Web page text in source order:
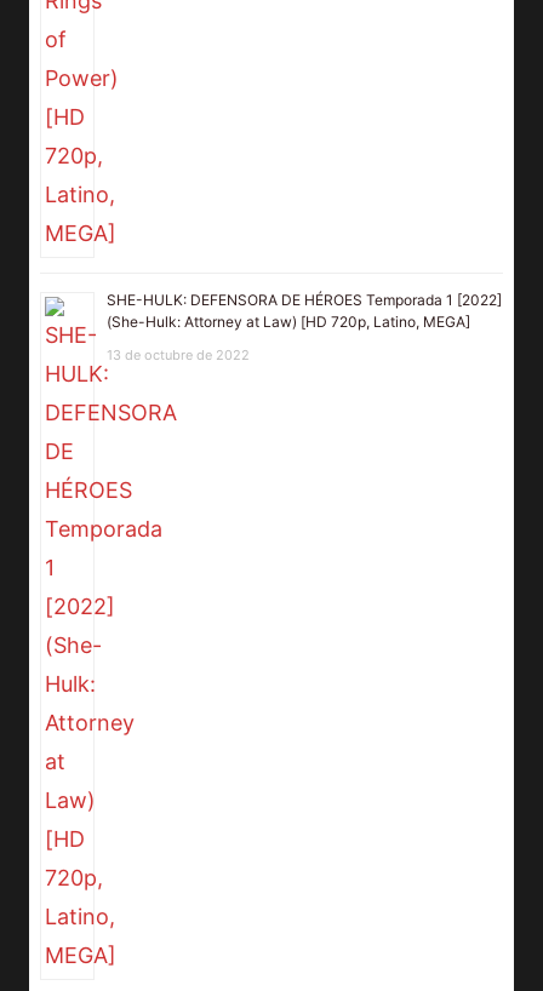
SHE-HULK: DEFENSORA DE HÉROES Temporada 1 [2022]
(She-Hulk: Attorney at Law) [HD 720p, Latino, MEGA]
13 de octubre de 2022